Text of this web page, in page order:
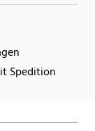
Spedition